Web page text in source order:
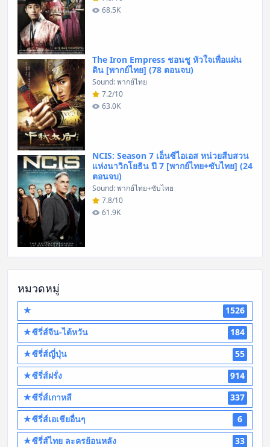
68.5K
The Iron Empress ชอนชู หัวใจเพื่อแผ่น
ดิน [พากย์ไทย] (78 ตอนจบ)
Sound: พากย์ไทย
7.2/10
63.0K
NCIS: Season 7 เอ็นซีไอเอส หน่วยสืบสวน
แห่งนาวิกโยธิน ปี 7 [พากย์ไทย+ซับไทย] (24
ตอนจบ)
Sound: พากย์ไทย+ซับไทย
7.8/10
61.9K
หมวดหมู่
★
1526
★ซีรี่ส์จีน-ไต้หวัน
184
★ซีรี่ส์ญี่ปุ่น
55
★ซีรี่ส์ฝรั่ง
914
★ซีรี่ส์เกาหลี
337
★ซีรี่ส์เอเชียอื่นๆ
6
★ซีรี่ส์ไทย ละครย้อนหลัง
33